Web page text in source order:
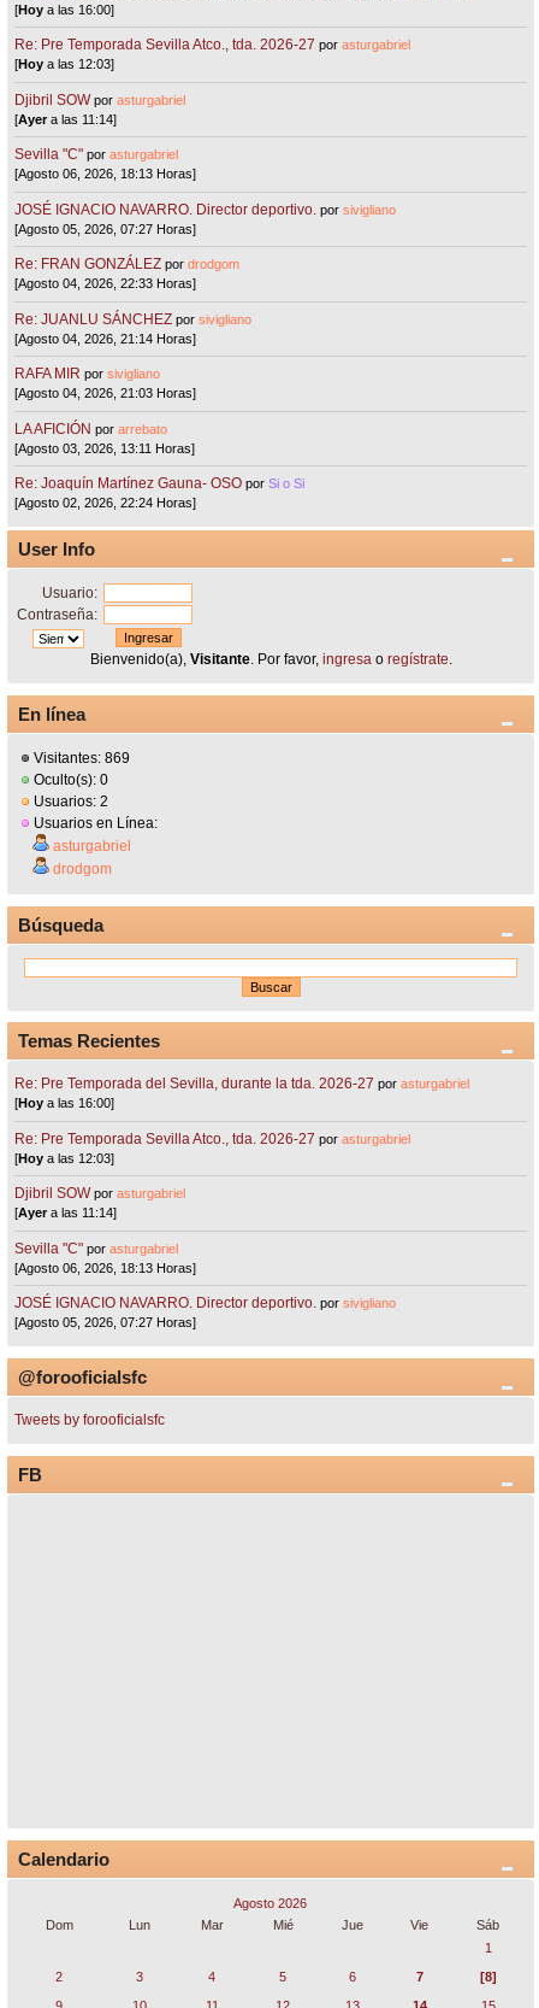
[Hoy a las 16:00]
Re: Pre Temporada Sevilla Atco., tda. 2026-27 porasturgabriel
[Hoy a las 12:03]
Djibril SOW porasturgabriel
[Ayera las 11:14]
Sevilla "C"porasturgabriel
[Agosto 06, 2026, 18:13 Horas]
JOSÉ IGNACIO NAVARRO. Director deportivo. porsivigliano
[Agosto 05, 2026, 07:27 Horas]
Re: FRAN GONZÁLEZ pordrodgom
[Agosto 04, 2026, 22:33 Horas]
Re: JUANLU SÁNCHEZ porsivigliano
[Agosto 04, 2026, 21:14 Horas]
RAFA MIR porsivigliano
[Agosto 04, 2026, 21:03 Horas]
LA AFICIÓN porarrebato
[Agosto 03, 2026, 13:11 Horas]
Re: Joaquín Martínez Gauna- OSO porSi o Si
[Agosto 02, 2026, 22:24 Horas]
User Info
Usuario:
Contraseña:
Bienvenido(a), Visitante. Por favor, ingresao regístrate.
En línea
Visitantes: 869
Oculto(s): 0
Usuarios: 2
Usuarios en Línea:
asturgabriel
drodgom
Búsqueda
Temas Recientes
Re: Pre Temporada del Sevilla, durante la tda. 2026-27 porasturgabriel
[Hoy a las 16:00]
Re: Pre Temporada Sevilla Atco., tda. 2026-27 porasturgabriel
[Hoy a las 12:03]
Djibril SOW porasturgabriel
[Ayera las 11:14]
Sevilla "C"porasturgabriel
[Agosto 06, 2026, 18:13 Horas]
JOSÉ IGNACIO NAVARRO. Director deportivo. porsivigliano
[Agosto 05, 2026, 07:27 Horas]
@forooficialsfc
Tweets by forooficialsfc
FB
Calendario
Agosto 2026
Dom
Lun Mar Mié Jue Vie
Sáb
1
2
3 4 5 6 7
[8]
9
10 11 12 13 14 15